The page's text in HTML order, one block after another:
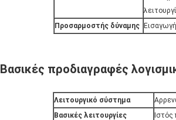
Προσαρμοστής δύναμης
Βασικές προδιαγραφές
Λειτουργικό σύστημα
Βασικές λειτουργίες
Ιστός